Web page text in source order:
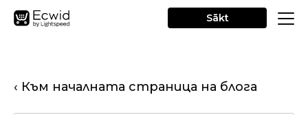
Sākt
‹ Към началната страница на блога